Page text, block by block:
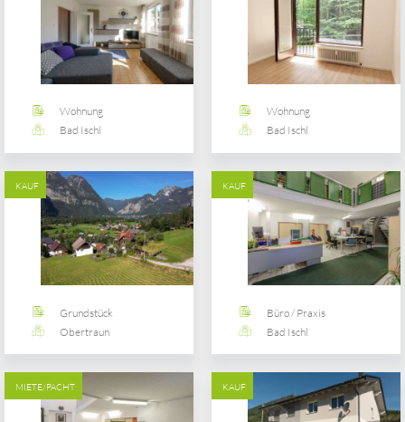
Wohnung
Bad Ischl
Wohnung
Bad Ischl
KAUF
Grundstück
Obertraun
KAUF
Büro / Praxis
Bad Ischl
MIETE/PACHT KAUF